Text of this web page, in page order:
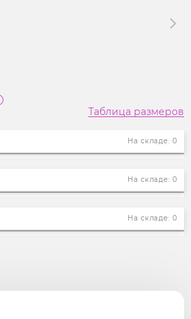
Таблица размеров
На складе: 0
На складе: 0
На складе: 0